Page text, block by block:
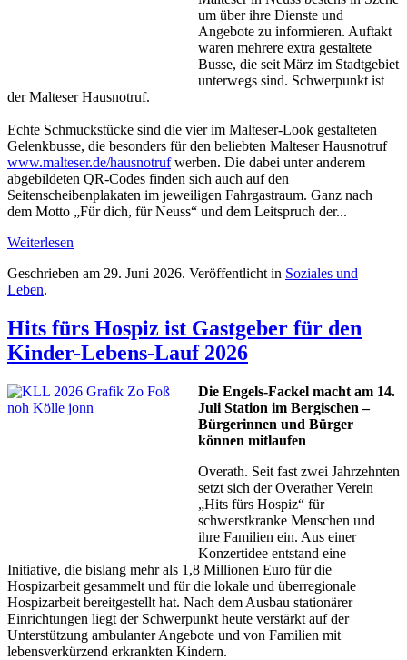
um über ihre Dienste und
Angebote zu informieren. Auftakt
waren mehrere extra gestaltete
Busse, die seit März im Stadtgebiet
unterwegs sind. Schwerpunkt ist
der Malteser Hausnotruf.
Echte Schmuckstücke sind die vier im Malteser-Look gestalteten
Gelenkbusse, die besonders für den beliebten Malteser Hausnotruf
www.malteser.de/hausnotrufwerben. Die dabei unter anderem
abgebildeten QR-Codes finden sich auch auf den
Seitenscheibenplakaten im jeweiligen Fahrgastraum. Ganz nach
dem Motto „Für dich, für Neuss“ und dem Leitspruch der...
Weiterlesen
Geschrieben am 29. Juni 2026. Veröffentlicht in Soziales und
Leben.
Hits fürs Hospiz ist Gastgeber für den
Kinder-Lebens-Lauf 2026
Die Engels-Fackel macht am 14.
Juli Station im Bergischen –
Bürgerinnen und Bürger
können mitlaufen
Overath. Seit fast zwei Jahrzehnten
setzt sich der Overather Verein
„Hits fürs Hospiz“ für
schwerstkranke Menschen und
ihre Familien ein. Aus einer
Konzertidee entstand eine
Initiative, die bislang mehr als 1,8 Millionen Euro für die
Hospizarbeit gesammelt und für die lokale und überregionale
Hospizarbeit bereitgestellt hat. Nach dem Ausbau stationärer
Einrichtungen liegt der Schwerpunkt heute verstärkt auf der
Unterstützung ambulanter Angebote und von Familien mit
lebensverkürzend erkrankten Kindern.